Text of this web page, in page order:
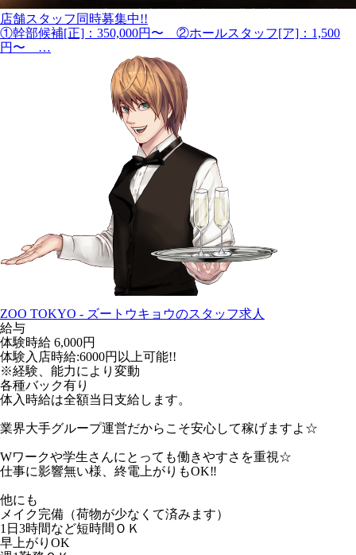
店舗スタッフ同時募集中!!
①幹部候補[正]：350,000円〜 ②ホールスタッフ[ア]：1,500
円〜 …
ZOO TOKYO - ズートウキョウのスタッフ求人
給与
体験時給 6,000円
体験入店時給:6000円以上可能!!
※経験、能力により変動
各種バック有り
体入時給は全額当日支給します。
業界大手グループ運営だからこそ安心して稼げますよ☆
Wワークや学生さんにとっても働きやすさを重視☆
仕事に影響無い様、終電上がりもOK‼
他にも
メイク完備（荷物が少なくて済みます）
1日3時間など短時間ＯＫ
早上がりOK